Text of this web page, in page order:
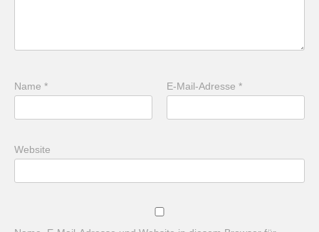
Name * E-Mail-Adresse*
Website